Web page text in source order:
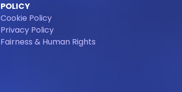
POLICY
Cookie Policy
Privacy Policy
Fairness & Human Rights